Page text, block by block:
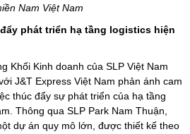
Nam Việt Nam
phát triển hạ tầng logistics hiện
Khối Kinh doanh của SLP Việt Nam
J&T Express Việt Nam phản ánh cam
thúc đẩy sự phát triển của hạ tầng
Thông qua SLP Park Nam Thuận,
dự án quy mô lớn, được thiết kế theo